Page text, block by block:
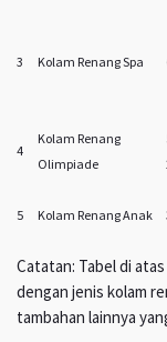
3
Kolam Renang Spa
4
Kolam Renang
Olimpiade
5
Kolam Renang Anak
Catatan: Tabel di
dengan jenis kolam
tambahan lainnya